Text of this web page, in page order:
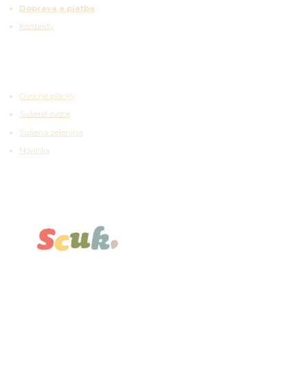
Doprava a platba
Kontakty
Ovocné placky
Sušené ovoce
Sušená zelenina
Novinky